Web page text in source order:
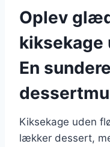
Oplev
kiksekage
En sundere
Kiksekage uden
lækker dessert,